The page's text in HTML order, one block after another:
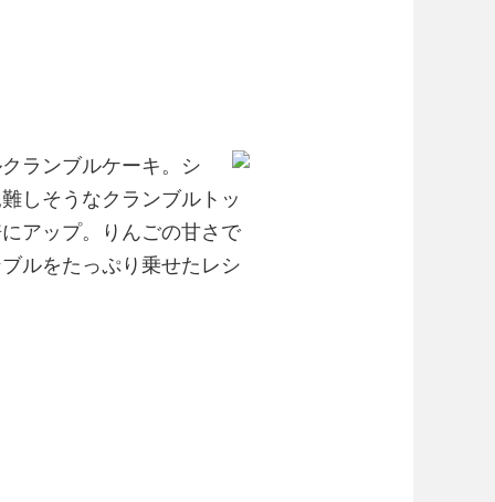
ランブルケーキ。シ
しそうなクランブルトッ
アップ。りんごの甘さで
ルをたっぷり乗せたレシ